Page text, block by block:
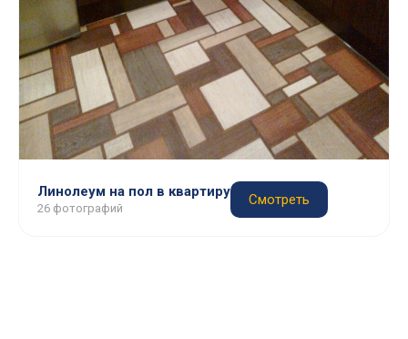
Линолеум на пол в квартиру
26 фотографий
Смотреть